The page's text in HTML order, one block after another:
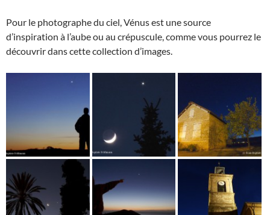
Pour le photographe du ciel, Vénus est une source
d’inspiration à l’aube ou au crépuscule, comme vous pourrez le
découvrir dans cette collection d’images.